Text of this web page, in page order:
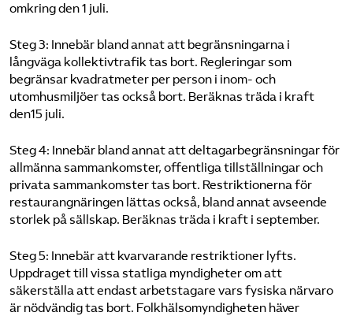
omkring den 1 juli.
Steg 3: Innebär bland annat att begränsningarna i
långväga kollektivtrafik tas bort. Regleringar som
begränsar kvadratmeter per person i inom- och
utomhusmiljöer tas också bort. Beräknas träda i kraft
den15 juli.
Steg 4: Innebär bland annat att deltagarbegränsningar för
allmänna sammankomster, offentliga tillställningar och
privata sammankomster tas bort. Restriktionerna för
restaurangnäringen lättas också, bland annat avseende
storlek på sällskap. Beräknas träda i kraft i september.
Steg 5: Innebär att kvarvarande restriktioner lyfts.
Uppdraget till vissa statliga myndigheter om att
säkerställa att endast arbetstagare vars fysiska närvaro
är nödvändig tas bort. Folkhälsomyndigheten häver